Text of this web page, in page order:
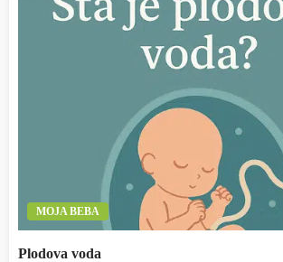
MOJA BEBA
Plodova voda